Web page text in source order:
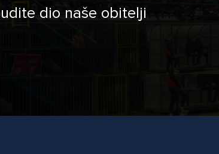
dio naše obitelji